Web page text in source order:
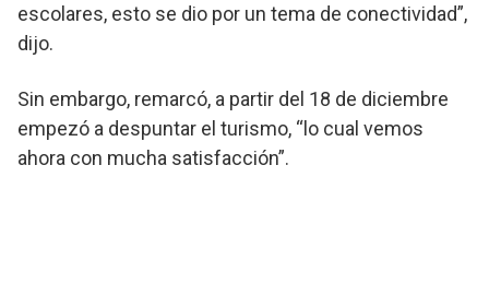
escolares, esto se dio por un tema de conectividad”,
dijo.
Sin embargo, remarcó, a partir del 18 de diciembre
empezó a despuntar el turismo, “lo cual vemos
ahora con mucha satisfacción”.